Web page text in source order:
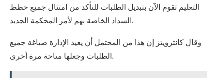
التعليم تقوم الآن بتبديل الطلبات للتأكد من امتثال جميع خطط
السداد الخاصة بهم لأمر المحكمة الجديد.
وقال كانترويتز إن هذا من المحتمل أن يعيد الإدارة صياغة جميع
الطلبات وجعلها متاحة مرة أخرى.